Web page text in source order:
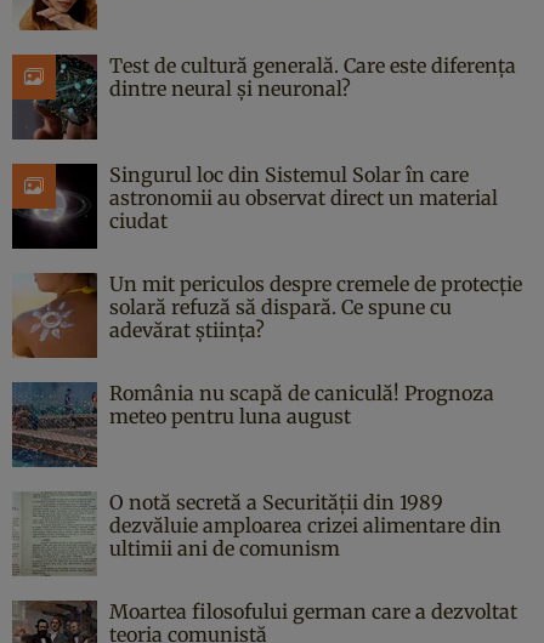
Test de cultură generală. Care este diferența
dintre neural și neuronal?
Singurul loc din Sistemul Solar în care
astronomii au observat direct un material
ciudat
Un mit periculos despre cremele de protecție
solară refuză să dispară. Ce spune cu
adevărat știința?
România nu scapă de caniculă! Prognoza
meteo pentru luna august
O notă secretă a Securității din 1989
dezvăluie amploarea crizei alimentare din
ultimii ani de comunism
Moartea filosofului german care a dezvoltat
teoria comunistă